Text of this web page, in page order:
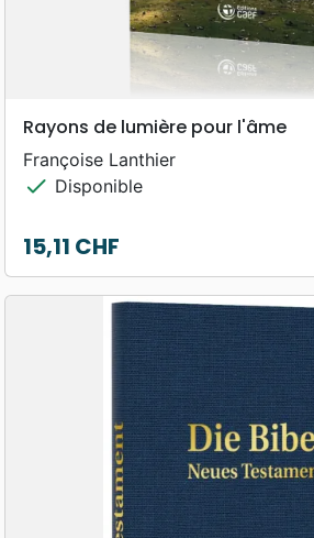
Rayons de lumière pour l'âme
Françoise Lanthier
check Disponible
Prix
15,11 CHF